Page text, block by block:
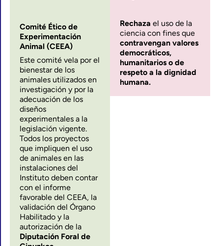
Comité Ético de
Experimentación
Animal (CEEA)
Este comité vela por el
bienestar de los
animales utilizados en
investigación y por la
adecuación de los
diseños
experimentales a la
legislación vigente.
Todos los proyectos
que impliquen el uso
de animales en las
instalaciones del
Instituto deben contar
con el informe
favorable del CEEA, la
validación del Órgano
Habilitado y la
autorización de la
Diputación Foral de
Rechaza el uso de la
ciencia con fines que
contravengan valores
democráticos,
humanitarios o de
respeto a la dignidad
humana.